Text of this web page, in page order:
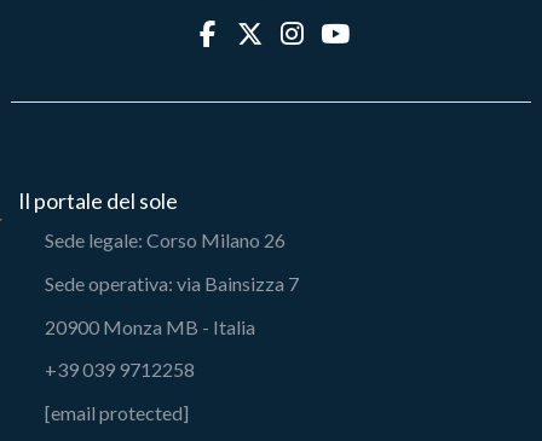
Il portale del sole
Sede legale: Corso Milano 26
Sede operativa: via Bainsizza 7
20900 Monza MB - Italia
+39 039 9712258
[email protected]